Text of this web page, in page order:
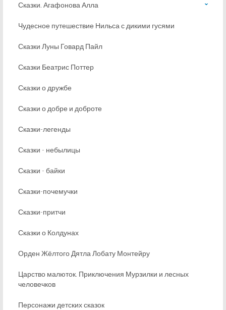
Сказки. Агафонова Алла
Чудесное путешествие Нильса с дикими гусями
Сказки Луны Говард Пайл
Сказки Беатрис Поттер
Сказки о дружбе
Сказки о добре и доброте
Сказки-легенды
Сказки - небылицы
Сказки - байки
Сказки-почемучки
Сказки-притчи
Сказки о Колдунах
Орден Жёлтого Дятла Лобату Монтейру
Царство малюток. Приключения Мурзилки и лесных
человечков
Персонажи детских сказок